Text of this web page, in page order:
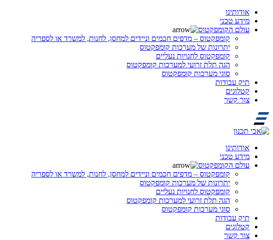
אודותינו
מידע טכני
עולם הקומפקטוס
קומפקטוס – מדפים חכמים וניידים למחסן, לחנות, למשרד או לספריה
יתרונות של מערכות קומפקטוס
קומפקטוס לחנויות נעליים
הגה תלת זרועי למערכות קומפקטוס
סוגי מערכות קומפקטוס
תיק עבודות
קטלוגים
צור קשר
אודותינו
מידע טכני
עולם הקומפקטוס
קומפקטוס – מדפים חכמים וניידים למחסן, לחנות, למשרד או לספריה
יתרונות של מערכות קומפקטוס
קומפקטוס לחנויות נעליים
הגה תלת זרועי למערכות קומפקטוס
סוגי מערכות קומפקטוס
תיק עבודות
קטלוגים
צור קשר